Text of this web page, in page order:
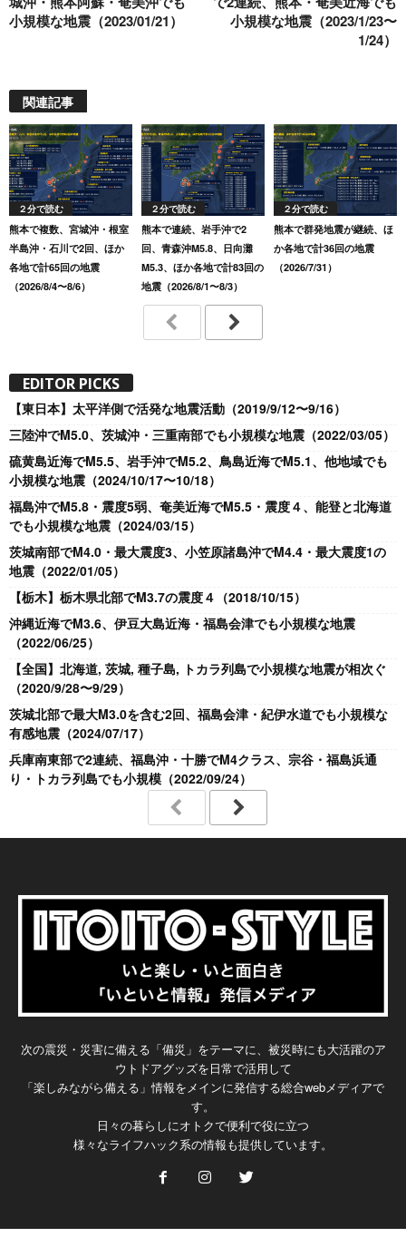
小規模な地震（2023/01/21）
小規模な地震（2023/1/23〜
1/24）
関連記事
２分で読む
熊本で複数、宮城沖・根室
半島沖・石川で2回、ほか
各地で計65回の地震
（2026/8/4〜8/6）
２分で読む
熊本で連続、岩手沖で2
回、青森沖M5.8、日向灘
M5.3、ほか各地で計83回の
地震（2026/8/1〜8/3）
２分で読む
熊本で群発地震が継続、ほ
か各地で計36回の地震
（2026/7/31）
EDITOR PICKS
【東日本】太平洋側で活発な地震活動（2019/9/12〜9/16）
三陸沖でM5.0、茨城沖・三重南部でも小規模な地震（2022/03/05）
硫黄島近海でM5.5、岩手沖でM5.2、鳥島近海でM5.1、他地域でも
小規模な地震（2024/10/17〜10/18）
福島沖でM5.8・震度5弱、奄美近海でM5.5・震度４、能登と北海道
でも小規模な地震（2024/03/15）
茨城南部でM4.0・最大震度3、小笠原諸島沖でM4.4・最大震度1の
地震（2022/01/05）
【栃木】栃木県北部でM3.7の震度４（2018/10/15）
沖縄近海でM3.6、伊豆大島近海・福島会津でも小規模な地震
（2022/06/25）
【全国】北海道, 茨城, 種子島, トカラ列島で小規模な地震が相次ぐ
（2020/9/28〜9/29）
茨城北部で最大M3.0を含む2回、福島会津・紀伊水道でも小規模な
有感地震（2024/07/17）
兵庫南東部で2連続、福島沖・十勝でM4クラス、宗谷・福島浜通
り・トカラ列島でも小規模（2022/09/24）
次の震災・災害に備える「備災」をテーマに、被災時にも大活躍のア
ウトドアグッズを日常で活用して
「楽しみながら備える」情報をメインに発信する総合webメディアで
す。
日々の暮らしにオトクで便利で役に立つ
様々なライフハック系の情報も提供しています。